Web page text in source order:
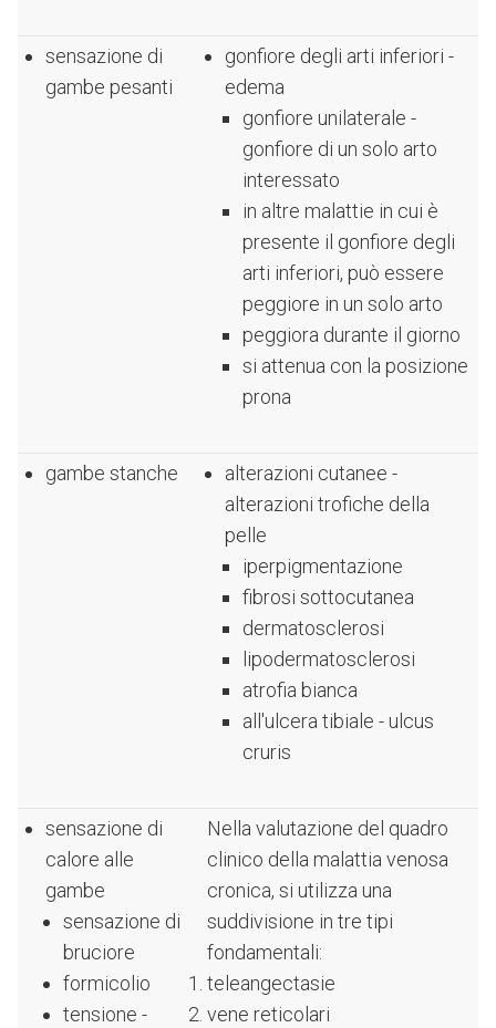
sensazione di
gambe pesanti
gonfiore degli arti inferiori -
edema
gonfiore unilaterale -
gonfiore di un solo arto
interessato
in altre malattie in cui è
presente il gonfiore degli
arti inferiori, può essere
peggiore in un solo arto
peggiora durante il giorno
si attenua con la posizione
prona
gambe stanche
alterazioni cutanee -
alterazioni trofiche della
pelle
iperpigmentazione
fibrosi sottocutanea
dermatosclerosi
lipodermatosclerosi
atrofia bianca
all'ulcera tibiale - ulcus
cruris
sensazione di
calore alle
gambe
sensazione di
bruciore
formicolio
tensione -
Nella valutazione del quadro
clinico della malattia venosa
cronica, si utilizza una
suddivisione in tre tipi
fondamentali:
teleangectasie
vene reticolari